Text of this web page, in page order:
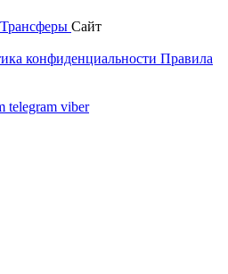
Трансферы Сайт
конфиденциальности Правила
telegram viber